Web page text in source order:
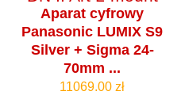
Aparat cyfrowy
Panasonic LUMIX S9
Silver + Sigma 24-
70mm ...
11069.00 zł